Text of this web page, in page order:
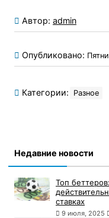
Автор: admin
Опубликовано:
Категории: Разное
Недавние новости
Топ
ставках
9 июля, 2025